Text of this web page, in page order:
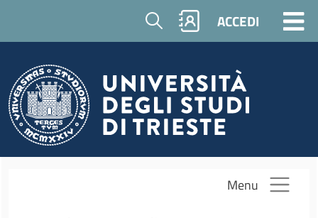
Salta al contenuto principale
Cerca ACCEDI
Menu